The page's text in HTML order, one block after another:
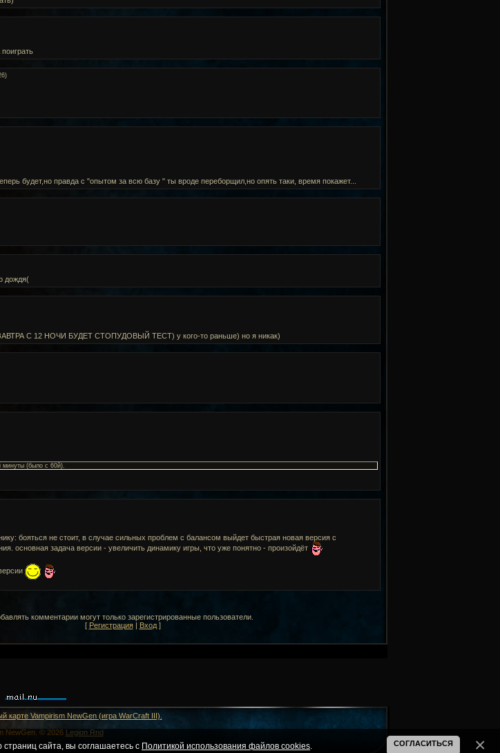
будет,но правда с "опытом за всю базу " ты вроде переборщил,но опять таки, время покажет...
дождя(
С 12 НОЧИ БУДЕТ СТОПУДОВЫЙ ТЕСТ) у кого-то раньше) но я никак)
минуты (было с 60й).
бояться не стоит, в случае сильных проблем с балансом выйдет быстрая новая версия с
основная задача версии - увеличить динамику игры, что уже понятно - произойдёт
комментарии могут только зарегистрированные пользователи.
[ Регистрация| Вход]
карте Vampirism NewGen (игра WarCraft III).
NewGen. © 2026 Legion Rnd
сайта, вы соглашаетесь с Политикой использования файлов cookies СОГЛАСИТЬСЯ